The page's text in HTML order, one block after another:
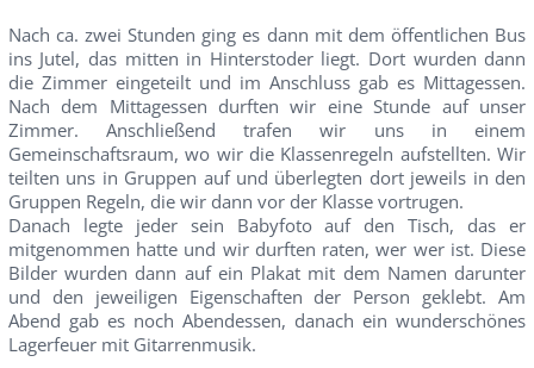
Nach ca. zwei Stunden ging es dann mit dem öffentlichen Bus
ins Jutel, das mitten in Hinterstoder liegt. Dort wurden dann
die Zimmer eingeteilt und im Anschluss gab es Mittagessen.
Nach dem Mittagessen durften wir eine Stunde auf unser
Zimmer. Anschließend trafen wir uns in einem
Gemeinschaftsraum, wo wir die Klassenregeln aufstellten. Wir
teilten uns in Gruppen auf und überlegten dort jeweils in den
Gruppen Regeln, die wir dann vor der Klasse vortrugen.
Danach legte jeder sein Babyfoto auf den Tisch, das er
mitgenommen hatte und wir durften raten, wer wer ist. Diese
Bilder wurden dann auf ein Plakat mit dem Namen darunter
und den jeweiligen Eigenschaften der Person geklebt. Am
Abend gab es noch Abendessen, danach ein wunderschönes
Lagerfeuer mit Gitarrenmusik.